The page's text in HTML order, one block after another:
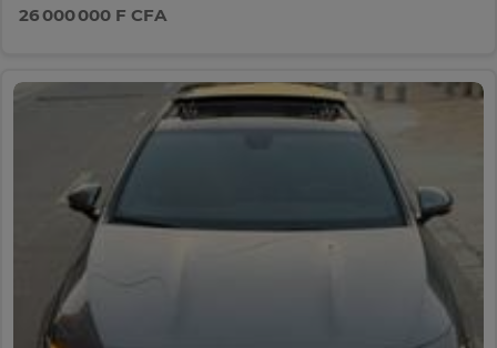
26 000 000 F CFA